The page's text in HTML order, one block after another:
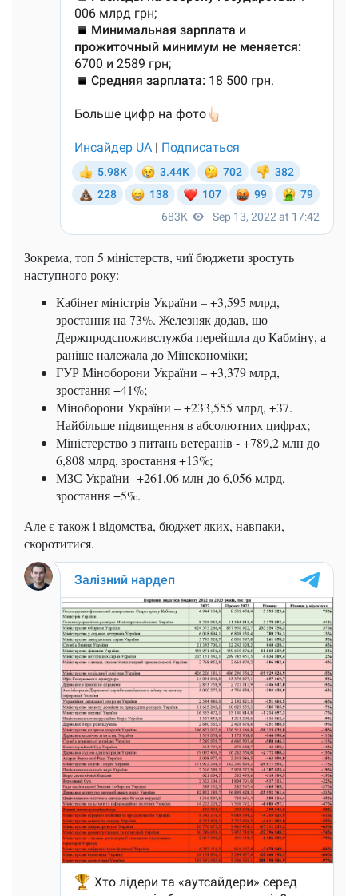
Зокрема, топ 5 міністерств, чиї бюджети зростуть
наступного року:
Кабінет міністрів України – +3,595 млрд,
зростання на 73%. Железняк додав, що
Держпродспоживслужба перейшла до Кабміну, а
раніше належала до Мінекономіки;
ГУР Міноборони України – +3,379 млрд,
зростання +41%;
Міноборони України – +233,555 млрд, +37.
Найбільше підвищення в абсолютних цифрах;
Міністерство з питань ветеранів - +789,2 млн до
6,808 млрд, зростання +13%;
МЗС України -+261,06 млн до 6,056 млрд,
зростання +5%.
Але є також і відомства, бюджет яких, навпаки,
скоротитися.